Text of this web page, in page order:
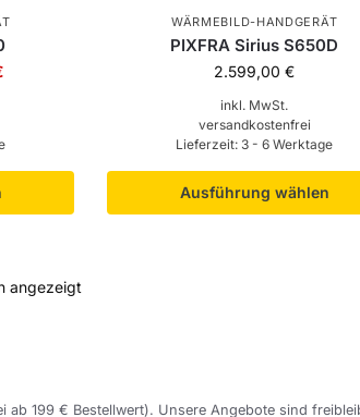
WÄRMEBILD-HANDGERÄT
PIXFRA Sirius S650D
2.599,00€
inkl. MwSt.
versandkostenfrei
Lieferzeit: 3 - 6 Werktage
Ausführung wählen
angezeigt
199 € Bestellwert). Unsere Angebote sind